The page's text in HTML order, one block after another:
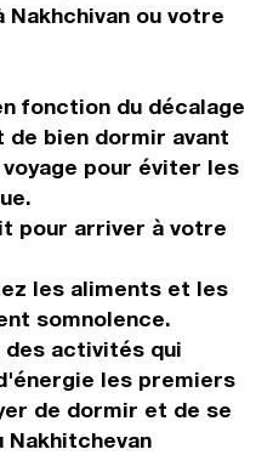
ou votre
fonction du décalage
bien dormir avant
pour éviter les
pour arriver à votre
les aliments et les
somnolence.
activités qui
les premiers
de dormir et de se
Nakhitchevan